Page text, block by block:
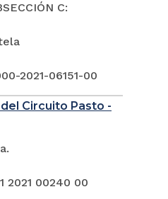
C:
2021-06151-00
Circuito Pasto -
2021 00240 00